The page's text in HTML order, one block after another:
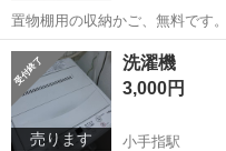
置物棚用の収納かご、無料です。 4月21日まででしたら、いつでも取
りに来ていただけます
埼玉 所沢市 小手指駅
売ります
洗濯機
3,000円
小手指駅